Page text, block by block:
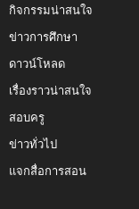
กิจกรรมน่าสนใจ
ข่าวการศึกษา
ดาวน์โหลด
เรื่องราวน่าสนใจ
สอบครู
ข่าวทั่วไป
แจกสื่อการสอน